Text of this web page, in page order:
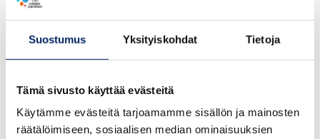
Suostumus Yksityiskohdat Tietoja
Tämä sivusto käyttää evästeitä
Käytämme evästeitä tarjoamamme sisällön ja mainosten
räätälöimiseen, sosiaalisen median ominaisuuksien